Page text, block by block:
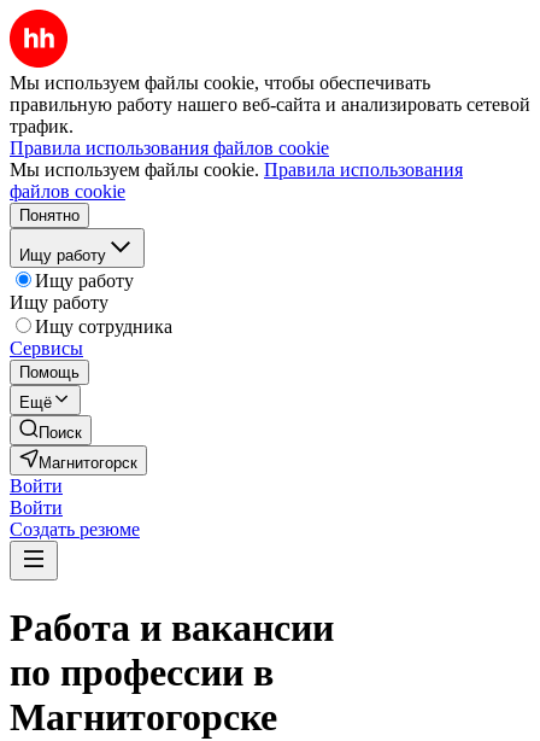
Мы используем файлы cookie, чтобы обеспечивать
правильную работу нашего веб-сайта и анализировать сетевой
трафик.
Правила использования файлов cookie
Мы используем файлы cookie. Правила использования
файлов cookie
Понятно
Ищу работу
Ищу работу
Ищу работу
Ищу сотрудника
Сервисы
Помощь
Ещё
Поиск
Магнитогорск
Войти
Войти
Создать резюме
Работа и вакансии
по профессии в
Магнитогорске